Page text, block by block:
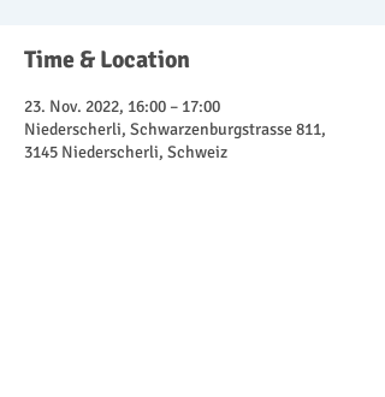
Time & Location
23. Nov. 2022, 16:00 – 17:00
Niederscherli, Schwarzenburgstrasse 811,
3145 Niederscherli, Schweiz